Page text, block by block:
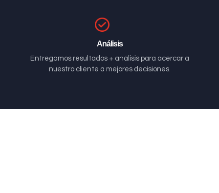
Análisis
Entregamos resultados + análisis para acercar a
nuestro cliente a mejores decisiones.